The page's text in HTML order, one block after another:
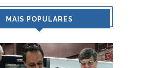
MAIS POPULARES